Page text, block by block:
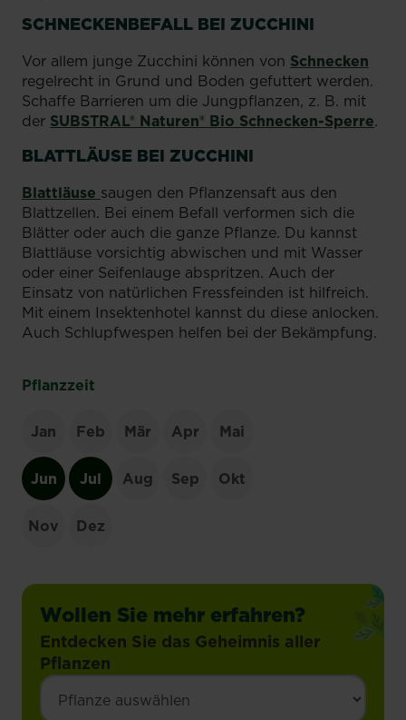
SCHNECKENBEFALL BEI ZUCCHINI
Vor allem junge Zucchini können von Schnecken
regelrecht in Grund und Boden gefuttert werden.
Schaffe Barrieren um die Jungpflanzen, z. B. mit
der SUBSTRAL® Naturen® Bio Schnecken-Sperre.
BLATTLÄUSE BEI ZUCCHINI
Blattläuse saugen den Pflanzensaft aus den
Blattzellen. Bei einem Befall verformen sich die
Blätter oder auch die ganze Pflanze. Du kannst
Blattläuse vorsichtig abwischen und mit Wasser
oder einer Seifenlauge abspritzen. Auch der
Einsatz von natürlichen Fressfeinden ist hilfreich.
Mit einem Insektenhotel kannst du diese anlocken.
Auch Schlupfwespen helfen bei der Bekämpfung.
Pflanzzeit
Jan Feb Mär Apr Mai
Jun Jul Aug Sep Okt
Nov Dez
Wollen Sie mehr erfahren?
Entdecken Sie das Geheimnis aller
Pflanzen